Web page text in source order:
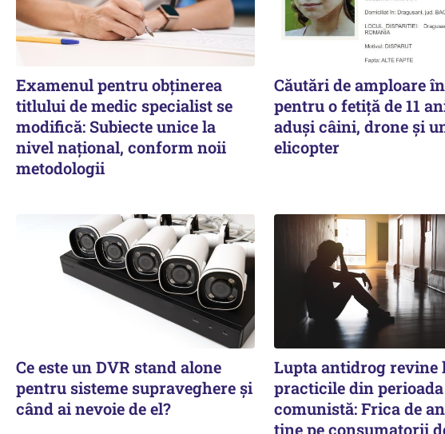
Examenul pentru obținerea
titlului de medic specialist se
modifică: Subiecte unice la
nivel național, conform noii
metodologii
Căutări de amploare
pentru o fetiță de 11
aduși câini, drone și
elicopter
Ce este un DVR stand alone
pentru sisteme supraveghere și
când ai nevoie de el?
Lupta antidrog revine
practicile din perioada
comunistă: Frica de
ține pe consumatorii